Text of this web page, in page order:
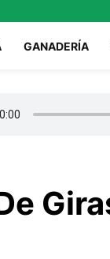
GANADERÍA